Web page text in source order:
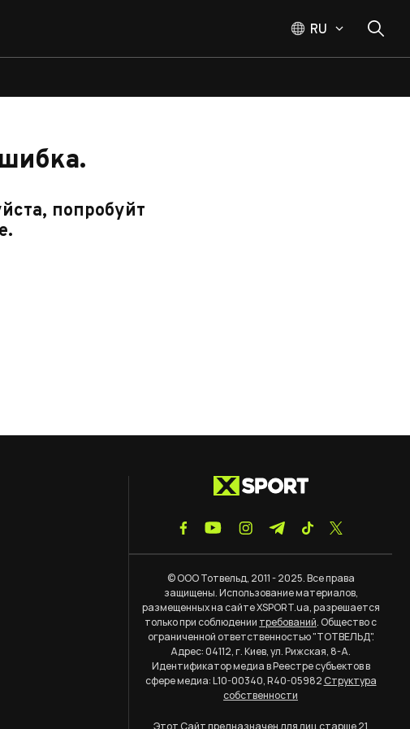
RU
попробуйт
© ООО Тотвельд, 2011 - 2025. Все права
защищены. Использование материалов,
размещенных на сайте XSPORT.ua, разрешается
только при соблюдении требований. Общество с
ограниченной ответственностью "ТОТВЕЛЬД".
Адрес: 04112, г. Киев, ул. Рижская, 8-А.
Идентификатор медиа в Реестре субъектов в
сфере медиа: L10-00340, R40-05982Структура
собственности
Этот Сайт предназначен для лиц старше 21